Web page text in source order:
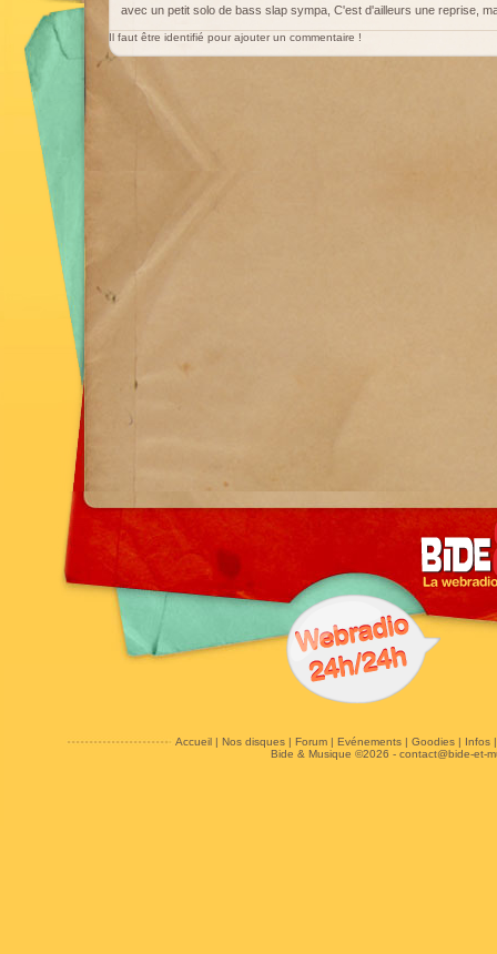
avec un petit solo de bass slap sympa, C'est d'ailleurs une reprise,
Il faut être identifié pour ajouter un commentaire !
Accueil| Nos disques| Forum| Evénements| Goodies| Infos
Bide & Musique ©2026 - contact@bide-et-